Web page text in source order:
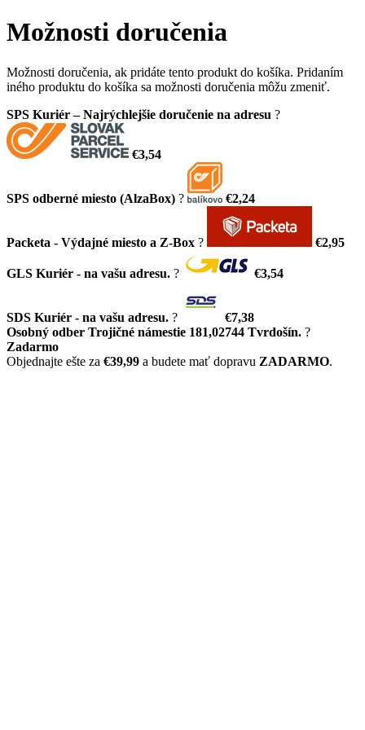
Možnosti doručenia
Možnosti doručenia, ak pridáte tento produkt do košíka. Pridaním
iného produktu do košíka sa možnosti doručenia môžu zmeniť.
SPS Kuriér – Najrýchlejšie doručenie na adresu ?
€3,54
SPS odberné miesto (AlzaBox) ? €2,24
Packeta - Výdajné miesto a Z-Box ? €2,95
GLS Kuriér - na vašu adresu. ? €3,54
SDS Kuriér - na vašu adresu. ?
€7,38
Osobný odber Trojičné námestie 181,02744 Tvrdošín. ?
Zadarmo
Objednajte ešte za €39,99 a budete mať dopravu ZADARMO.